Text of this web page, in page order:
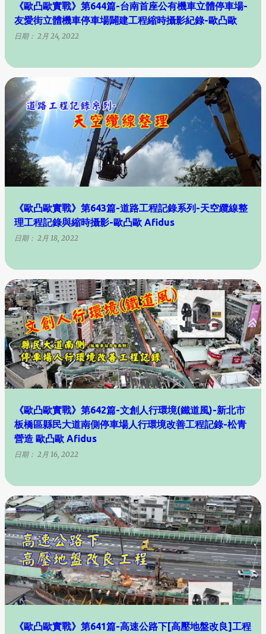
《歐凸歐實戰》第644篇-台南首座公有機車立體停車場-
友愛街立體機車停車場闢建工程縮時攝影紀錄-歐凸歐
日期： 2月 24, 2022
《歐凸歐實戰》第643篇-道路工程記錄系列-天空纜線整
理工程記錄與縮時攝影-歐凸歐 Afidus
日期： 2月 18, 2022
《歐凸歐實戰》第642篇-文創人行環境(鐵道風)-新北市
板橋區縣民大道南側停車場人行環境改善工程記錄-松青
營造 歐凸歐 Afidus
日期： 2月 16, 2022
《歐凸歐實戰》第641篇-高速公路下[高壓地盤改良]工程